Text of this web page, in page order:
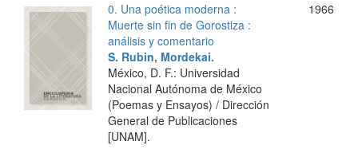
0. Una poética moderna :
Muerte sin fin de Gorostiza :
análisis y comentario
1966
S. Rubin, Mordekai.
México, D. F.: Universidad
Nacional Autónoma de México
(Poemas y Ensayos) / Dirección
General de Publicaciones
[UNAM].